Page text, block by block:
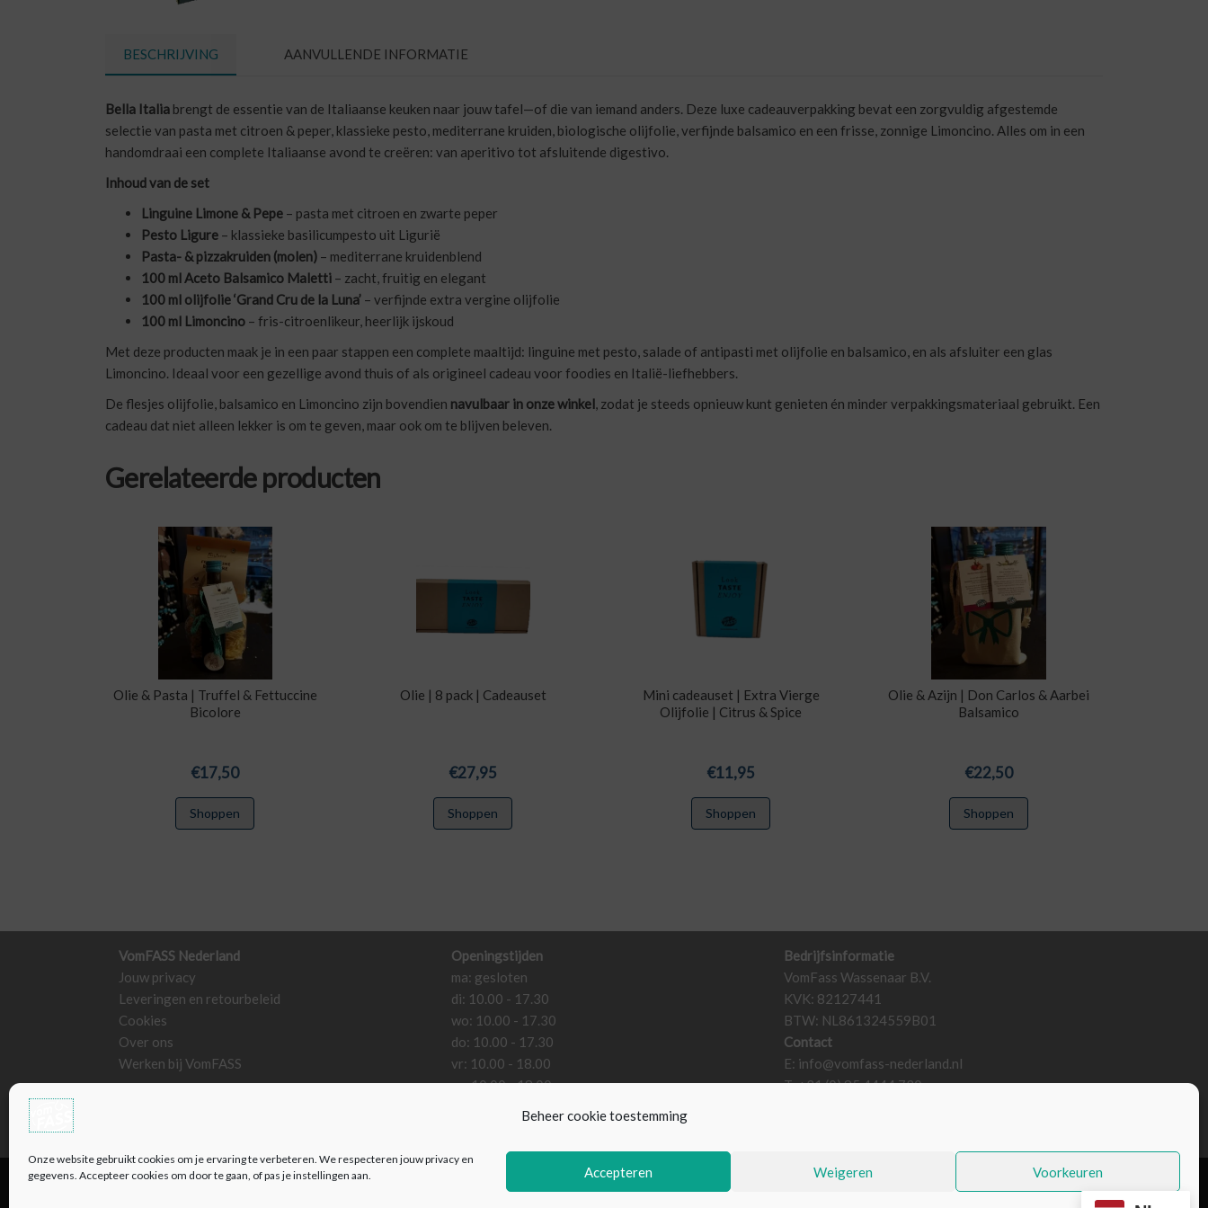
Beheer cookie toestemming
Onze website gebruikt cookies om je ervaring te verbeteren. We respecteren jouw privacy en
gegevens. Accepteer cookies om door te gaan, of pas je instellingen aan.
Accepteren Weigeren Voorkeuren
BESCHRIJVING AANVULLENDE INFORMATIE
Bella Italia brengt de essentie van de Italiaanse keuken naar jouw tafel—of die van iemand anders. Deze luxe cadeauverpakking bevat een zorgvuldig afgestemde
selectie van pasta met citroen & peper, klassieke pesto, mediterrane kruiden, biologische olijfolie, verfijnde balsamico en een frisse, zonnige Limoncino. Alles om in een
handomdraai een complete Italiaanse avond te creëren: van aperitivo tot afsluitende digestivo.
Inhoud van de set
Linguine Limone & Pepe – pasta met citroen en zwarte peper
Pesto Ligure – klassieke basilicumpesto uit Ligurië
Pasta- & pizzakruiden (molen) – mediterrane kruidenblend
100 ml Aceto Balsamico Maletti – zacht, fruitig en elegant
100 ml olijfolie ‘Grand Cru de la Luna’ – verfijnde extra vergine olijfolie
100 ml Limoncino – fris-citroenlikeur, heerlijk ijskoud
Met deze producten maak je in een paar stappen een complete maaltijd: linguine met pesto, salade of antipasti met olijfolie en balsamico, en als afsluiter een glas
Limoncino. Ideaal voor een gezellige avond thuis of als origineel cadeau voor foodies en Italië-liefhebbers.
De flesjes olijfolie, balsamico en Limoncino zijn bovendien navulbaar in onze winkel, zodat je steeds opnieuw kunt genieten én minder verpakkingsmateriaal gebruikt. Een
cadeau dat niet alleen lekker is om te geven, maar ook om te blijven beleven.
Gerelateerde producten
Olie & Pasta | Truffel & Fettuccine
Bicolore
€17,50
Shoppen
Olie | 8 pack | Cadeauset
€27,95
Shoppen
Mini cadeauset | Extra Vierge
Olijfolie | Citrus & Spice
€11,95
Shoppen
Olie & Azijn | Don Carlos & Aarbei
Balsamico
€22,50
Shoppen
VomFASS Nederland
Jouw privacy
Leveringen en retourbeleid
Cookies
Over ons
Werken bij VomFASS
Openingstijden
ma: gesloten
di: 10.00 - 17.30
wo: 10.00 - 17.30
do: 10.00 - 17.30
vr: 10.00 - 18.00
za: 10.00 - 18.00
Bedrijfsinformatie
VomFass Wassenaar B.V.
KVK: 82127441
BTW: NL861324559B01
Contact
E: info@vomfass-nederland.nl
T: +31 (0) 85 4444 730
© 2026 VomFASS Wassenaar B.V.